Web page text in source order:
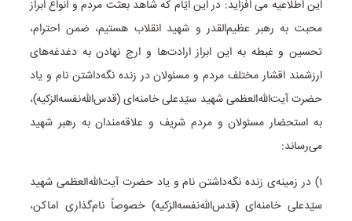
این اطلاعیه می افزاید: در این ایّام که شاهد بعثت مردم و انواع ابراز
محبت به رهبر عظیم‌القدر و شهید انقلاب هستیم، ضمن احترام،
تحسین و غبطه به این ابراز ارادت‌ها و ارج نهادن به دغدغه‌های
ارزشمند اقشار مختلف مردم و مسئولان در زنده نگه‌داشتن نام و یاد
حضرت‌ آیت‌الله‌العظمی‌ شهید سیّدعلی خامنه‌ای‌ (قدس‌الله‌نفسه‌الزکیه)،
به استحضار مسئولان و مردم شریف و علاقه‌مندان به رهبر شهید
می‌رساند:
۱) در زمینه‌ی زنده نگه‌داشتن نام و یاد حضرت‌ آیت‌الله‌العظمی‌ شهید
سیّدعلی خامنه‌ای‌ (قدس‌الله‌نفسه‌الزکیه) خصوصاً نام‌گذاری اماکن،